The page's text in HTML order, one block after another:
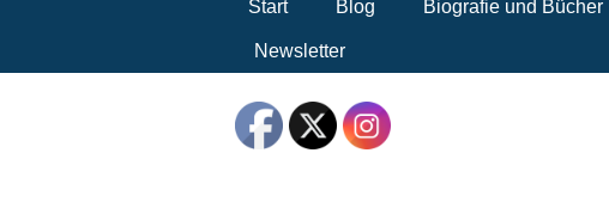
Start Blog Biografie und Bücher
Newsletter